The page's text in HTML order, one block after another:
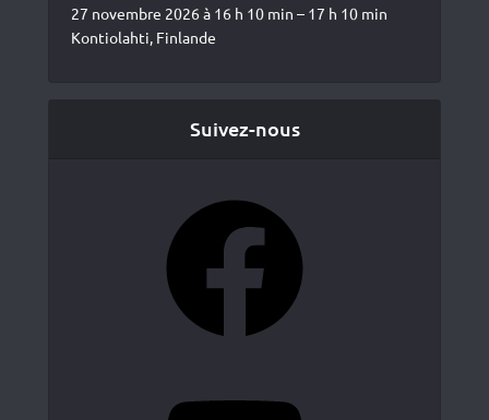
27 novembre 2026 à 16 h 10 min – 17 h 10 min
Kontiolahti, Finlande
Suivez-nous